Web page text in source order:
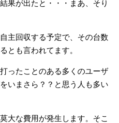
果が出たと・・・まあ、そり
主回収する予定で、その台数
とも言われてます。
ったことのある多くのユーザ
いまさら？？と思う人も多い
大な費用が発生します。そこ